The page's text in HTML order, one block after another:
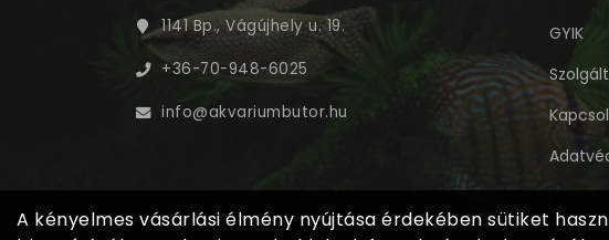
1141 Bp., Vágújhely u. 19.
+36-70-948-6025
info@akvariumbutor.hu
GYIK
A kényelmes vásárlási élmény nyújtása érdekében sütiket